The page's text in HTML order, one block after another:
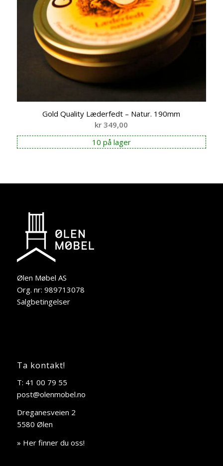
Gold Quality Læderfedt – Natur. 190mm
kr 349,00
10 på lager
Ølen Møbel AS
Org. nr: 989713078
Salgbetingelser
Ta kontakt!
T: 41 00 79 55
post@olenmobel.no
Dreganesveien 2
5580 Ølen
» Her finner du oss!